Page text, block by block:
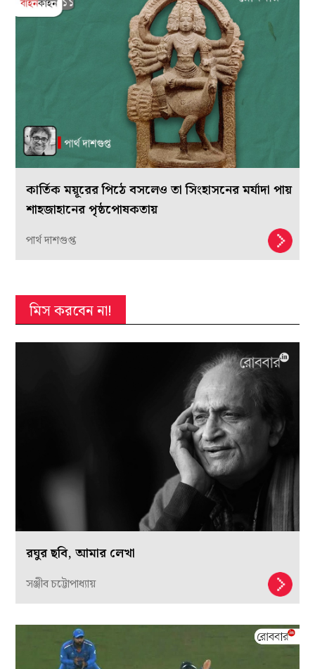
কার্তিক ময়ূরের পিঠে বসলেও তা সিংহাসনের মর্যাদা পায়
শাহজাহানের পৃষ্ঠপোষকতায়
পার্থ দাশগুপ্ত
মিস করবেন না!
রঘুর ছবি, আমার লেখা
সঞ্জীব চট্টোপাধ্যায়